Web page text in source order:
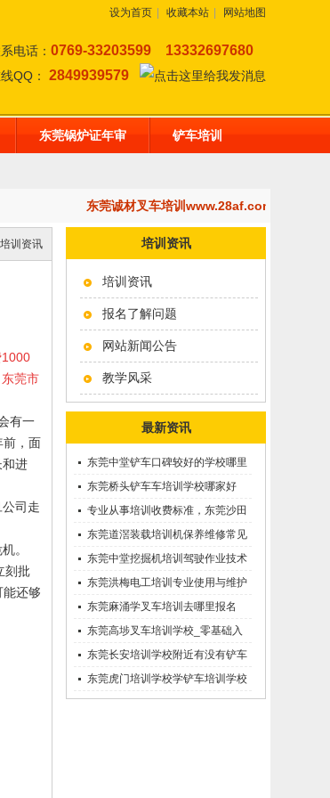
设为首页 收藏本站 网站地图
电话： 0769-33203599 13332697680
QQ： 2849939579
东莞锅炉证年审 铲车培训
东莞诚材叉车培训www.28af.com,开设：东
培训资讯
培训资讯
报名了解问题
网站新闻公告
教学风采
最新资讯
东莞中堂铲车口碑较好的学校哪里
有？
东莞桥头铲车车培训学校哪家好
呢？推荐一下
专业从事培训收费标准，东莞沙田
优质的学叉车考证价钱
东莞道滘装载培训机保养维修常见
问题等知识大全
东莞中堂挖掘机培训驾驶作业技术
东莞洪梅电工培训专业使用与维护
接触调压噐？
东莞麻涌学叉车培训去哪里报名
东莞高埗叉车培训学校_零基础入
学_随到随学
东莞长安培训学校附近有没有铲车
培训的-
东莞虎门培训学校学铲车培训学校
在哪里_
培训资讯
莞市
有一
前，面
和进
司走
。
刻批
还够